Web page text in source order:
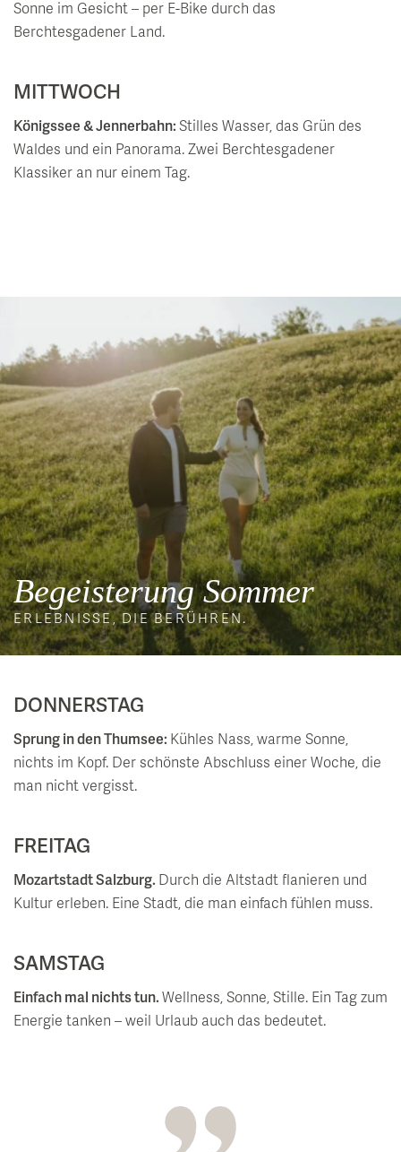
Sonne im Gesicht – per E-Bike durch das
Berchtesgadener Land.
MITTWOCH
Königssee & Jennerbahn: Stilles Wasser, das Grün des
Waldes und ein Panorama. Zwei Berchtesgadener
Klassiker an nur einem Tag.
Begeisterung Sommer
ERLEBNISSE, DIE BERÜHREN.
DONNERSTAG
Sprung in den Thumsee: Kühles Nass, warme Sonne,
nichts im Kopf. Der schönste Abschluss einer Woche, die
man nicht vergisst.
FREITAG
Mozartstadt Salzburg. Durch die Altstadt flanieren und
Kultur erleben. Eine Stadt, die man einfach fühlen muss.
SAMSTAG
Einfach mal nichts tun. Wellness, Sonne, Stille. Ein Tag zum
Energie tanken – weil Urlaub auch das bedeutet.